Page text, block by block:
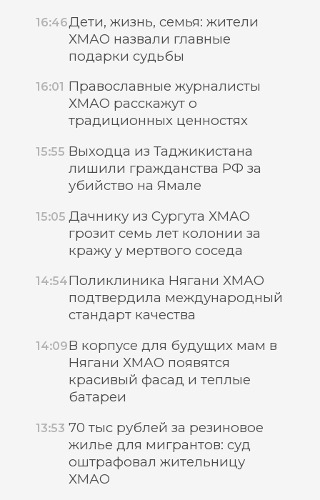
16:46Дети, жизнь, семья: жители
ХМАО назвали главные
подарки судьбы
16:01 Православные журналисты
ХМАО расскажут о
традиционных ценностях
15:55 Выходца из Таджикистана
лишили гражданства РФ за
убийство на Ямале
15:05 Дачнику из Сургута ХМАО
грозит семь лет колонии за
кражу у мертвого соседа
14:54Поликлиника Нягани ХМАО
подтвердила международный
стандарт качества
14:09В корпусе для будущих мам в
Нягани ХМАО появятся
красивый фасад и теплые
батареи
13:53 70 тыс рублей за резиновое
жилье для мигрантов: суд
оштрафовал жительницу
ХМАО